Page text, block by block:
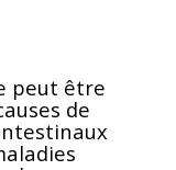
peut être
de